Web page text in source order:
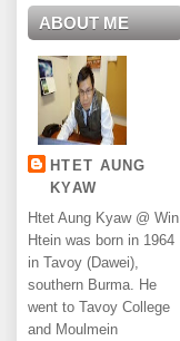
ABOUT ME
HTET AUNG
KYAW
Htet Aung Kyaw @ Win
Htein was born in 1964
in Tavoy (Dawei),
southern Burma. He
went to Tavoy College
and Moulmein